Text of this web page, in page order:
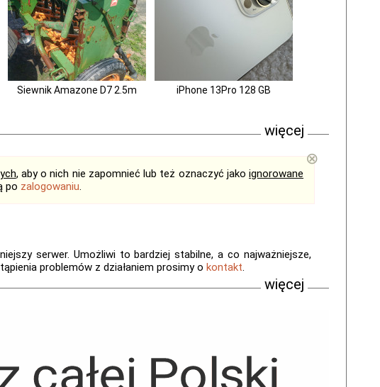
Siewnik Amazone D7 2.5m iPhone 13Pro 128 GB
więcej
, aby o nich nie zapomnieć lub też oznaczyć jakoignorowane
po zalogowaniu.
⊗
serwer. Umożliwi to bardziej stabilne, a co najważniejsze,
problemów z działaniem prosimy o kontakt.
więcej